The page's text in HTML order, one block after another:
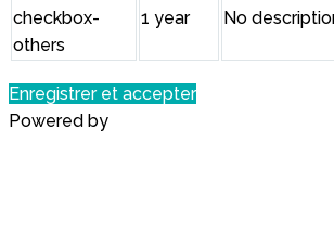
checkbox-
others
1 year No
Enregistrer et accepter
Powered by